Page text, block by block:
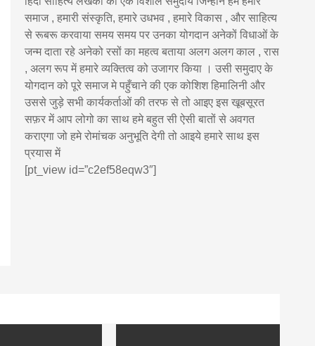
समाज , हमारी संस्कृति, हमारे उधभव , हमारे विकास , और साहित्य
से रूबरू करवाया समय समय पर उनका योगदान अनेकों विधाओं के
जन्म दाता रहे अनेको रसों का महत्व बताया अलग अलग काल , रास
, अलग रूप में हमारे व्यक्तित्व को उजागर किया । उसी समुदाए के
योगदान को पूरे समाज मे पहुँचाने की एक कोशिश हिमालिनी और
उससे जुड़े सभी कार्यकर्ताओं की तरफ से तो आइए इस खूबसूरत
सफ़र में आप लोगो का साथ हमे बहुत सी ऐसी बातों से अवगत
कराएगा जो हमे रोमांचक अनुभूति देगी तो आइये हमारे साथ इस
प्रयास में
[pt_view id=”c2ef58eqw3″]